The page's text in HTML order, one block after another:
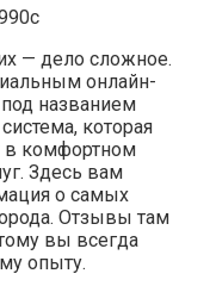
— дело сложное.
онлайн-
названием
которая
в комфортном
Здесь вам
о самых
Отзывы там
вы всегда
опыту.